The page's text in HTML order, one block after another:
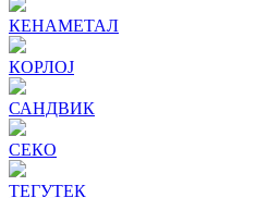
КЕНАМЕТАЛ
КОРЛОЈ
САНДВИК
СЕКО
ТЕГУТЕК